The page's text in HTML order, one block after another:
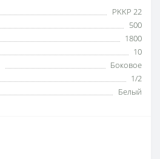
PKKP 22
500
1800
10
Боковое
1/2
Белый